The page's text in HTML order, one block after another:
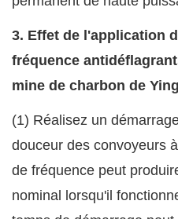
3. Effet de l'application
fréquence
mine de charbon de
(1) Réalisez un
douceur des convoyeurs
de fréquence peut
nominal lorsqu'il